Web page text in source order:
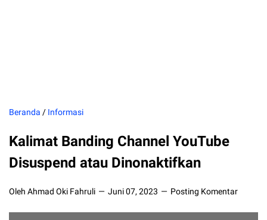
Beranda / Informasi
Kalimat Banding Channel YouTube
Disuspend atau Dinonaktifkan
Oleh Ahmad Oki Fahruli Juni 07, 2023 Posting Komentar